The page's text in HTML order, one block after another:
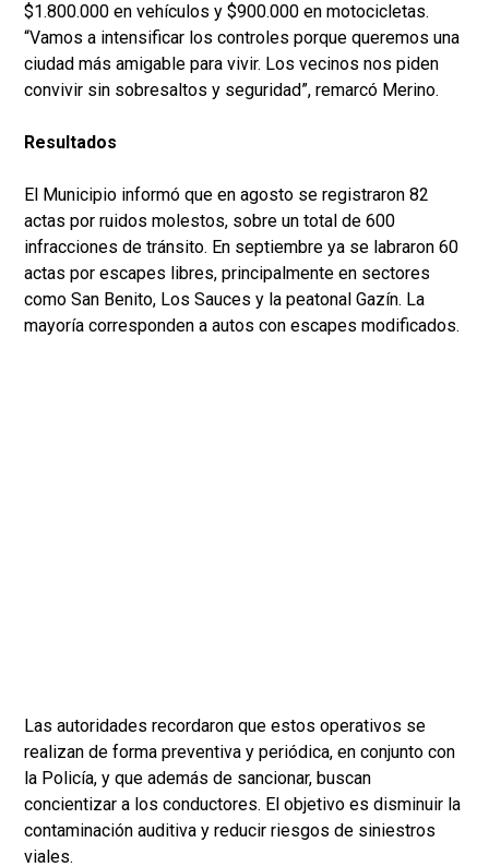
$1.800.000 en vehículos y $900.000 en motocicletas.
“Vamos a intensificar los controles porque queremos una
ciudad más amigable para vivir. Los vecinos nos piden
convivir sin sobresaltos y seguridad”, remarcó Merino.
Resultados
El Municipio informó que en agosto se registraron 82
actas por ruidos molestos, sobre un total de 600
infracciones de tránsito. En septiembre ya se labraron 60
actas por escapes libres, principalmente en sectores
como San Benito, Los Sauces y la peatonal Gazín. La
mayoría corresponden a autos con escapes modificados.
Las autoridades recordaron que estos operativos se
realizan de forma preventiva y periódica, en conjunto con
la Policía, y que además de sancionar, buscan
concientizar a los conductores. El objetivo es disminuir la
contaminación auditiva y reducir riesgos de siniestros
viales.